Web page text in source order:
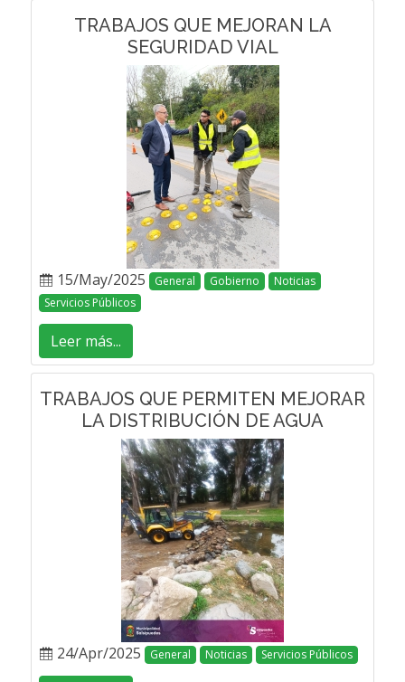
TRABAJOS QUE MEJORAN LA
SEGURIDAD VIAL
15/May/2025 General Gobierno
Noticias
Servicios Públicos
Leer más...
TRABAJOS QUE PERMITEN MEJORAR
LA DISTRIBUCIÓN DE AGUA
24/Apr/2025 General Noticias Servicios Públicos